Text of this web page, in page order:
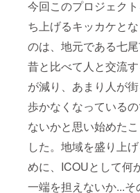
今回このプロジェク
ち上げるキッカケと
のは、地元である七
昔と比べて人と交流
が減り、あまり人が
歩かなくなっている
ないかと思い始めた
した。地域を盛り上
めに、ICOUとして何
一端を担えないか...そ